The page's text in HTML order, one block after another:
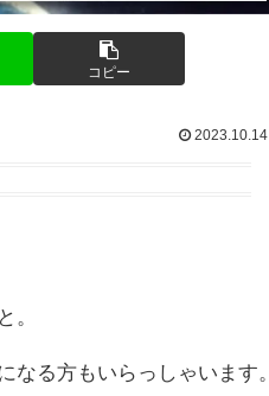
コピー
2023.10.14
。
る方もいらっしゃいます。